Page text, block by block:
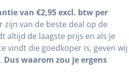
van €2,95 excl. btw per
zijn van de beste deal op de
altijd de laagste prijs en als je
vindt die goedkoper is, geven wij
Dus waarom zou je ergens